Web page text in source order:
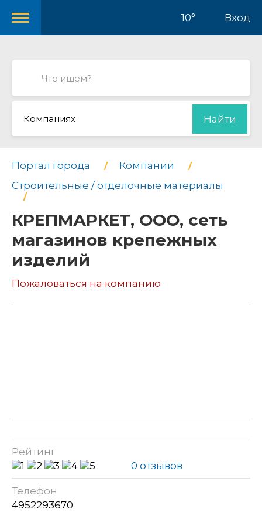
10° Вход
Компаниях Найти
Портал города
Компании
Строительные / отделочные материалы
КРЕПМАРКЕТ, ООО, сеть
магазинов крепежных
изделий
Пожаловаться на компанию
Рейтинг
0 отзывов
Телефон
4952293670